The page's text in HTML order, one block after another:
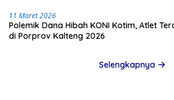
11 Maret 2026
Polemik Dana Hibah KONI Kotim, Atlet
di Porprov Kalteng 2026
Selengkapnya